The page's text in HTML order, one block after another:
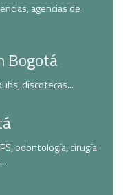
agencias de
Bogotá
discotecas...
odontología, cirugía